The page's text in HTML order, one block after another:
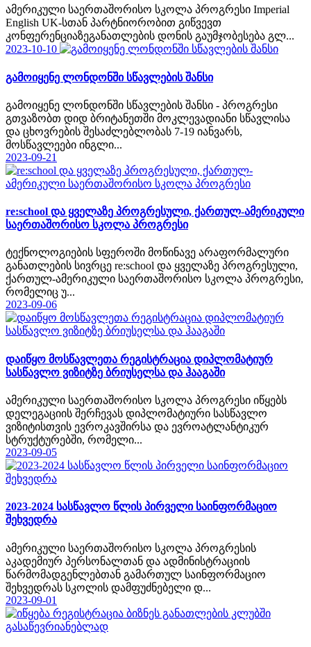
ამერიკული საერთაშორისო სკოლა პროგრესი Imperial
English UK-სთან პარტნიორობით გიწვევთ
კონფერენციაზეგანათლების დონის გაუმჯობესება გლ...
2023-10-10
გამოიყენე ლონდონში სწავლების შანსი
გამოიყენე ლონდონში სწავლების შანსი - პროგრესი
გთვაზობთ დიდ ბრიტანეთში მოკლევადიანი სწავლისა
და ცხოვრების შესაძლებლობას 7-19 იანვარს,
მოსწავლეები ინგლი...
2023-09-21
re:school და ყველაზე პროგრესული, ქართულ-ამერიკული
საერთაშორისო სკოლა პროგრესი
ტექნოლოგიების სფეროში მოწინავე არაფორმალური
განათლების სივრცე re:school და ყველაზე პროგრესული,
ქართულ-ამერიკული საერთაშორისო სკოლა პროგრესი,
რომელიც უ...
2023-09-06
დაიწყო მოსწავლეთა რეგისტრაცია დიპლომატიურ
სასწავლო ვიზიტზე ბრიუსელსა და ჰააგაში
ამერიკული საერთაშორისო სკოლა პროგრესი იწყებს
დელეგაციის შერჩევას დიპლომატიური სასწავლო
ვიზიტისთვის ევროკავშირსა და ევროატლანტიკურ
სტრუქტურებში, რომელი...
2023-09-05
2023-2024 სასწავლო წლის პირველი საინფორმაციო
შეხვედრა
ამერიკული საერთაშორისო სკოლა პროგრესის
აკადემიურ პერსონალთან და ადმინისტრაციის
წარმომადგენლებთან გამართულ საინფორმაციო
შეხვედრას სკოლის დამფუძნებელი დ...
2023-09-01